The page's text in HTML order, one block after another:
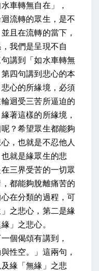
車轉無自在」，
流轉的眾生，是不
且在流轉的當下，
我們是呈現不自
講到「如水車轉無
四句講到悲心的本
心的所緣境，必須
迴受三苦所逼迫的
著這樣的所緣境，
？希望眾生都能夠
，也就是不忍他人
就是緣眾生的悲
三界受苦的一切眾
都能夠脫離痛苦的
在分類的過程，可
之悲心，第二是緣
」之悲心。
個偈頌有講到，
性空。」這兩句，
緣「無緣」之悲